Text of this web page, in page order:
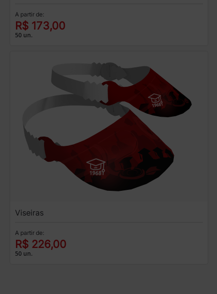
A partir de:
R$ 173,00
50 un.
Viseiras
A partir de:
R$ 226,00
50 un.